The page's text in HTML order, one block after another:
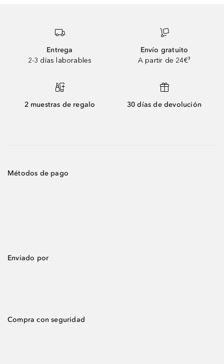
Entrega
2-3 días laborables
Envío gratuito
A partir de 24€³
2 muestras de regalo 30 días de devolución
Métodos de pago
Enviado por
Compra con seguridad